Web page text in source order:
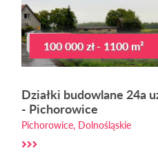
100 000 zł - 1100 m²
Działki budowlane 24a
- Pichorowice
Pichorowice, Dolnośląskie